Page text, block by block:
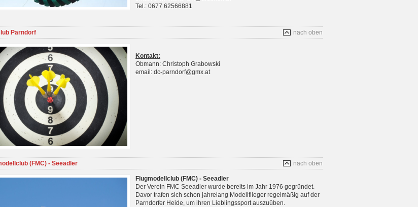
Tel.: 0677 62566881
nach oben
Parndorf
Kontakt:
Obmann: Christoph Grabowski
email: dc-parndorf@gmx.at
nach oben
(FMC) - Seeadler
Flugmodellclub (FMC) - Seeadler
Der Verein FMC Seeadler wurde bereits im Jahr 1976 gegründet.
Davor trafen sich schon jahrelang Modellflieger regelmäßig auf der
Parndorfer Heide, um ihren Lieblingssport auszuüben.